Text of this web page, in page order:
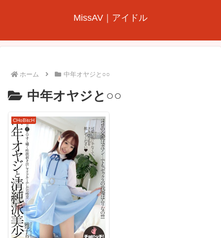
MissAV｜アイドル
ホーム 中年オヤジと○○
中年オヤジと○○
CHoBitcH